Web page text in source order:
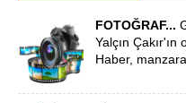
FOTOĞRAF...
Yalçın
Haber,